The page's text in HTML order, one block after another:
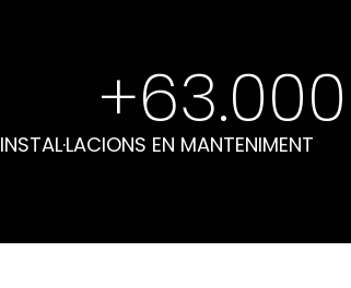
+63.000
INSTAL·LACIONS EN MANTENIMENT